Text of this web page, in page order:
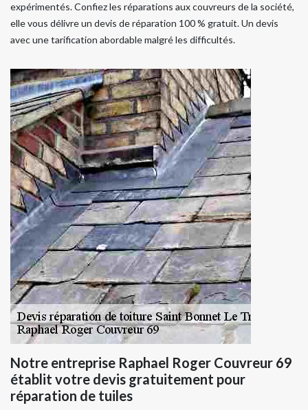
expérimentés. Confiez les réparations aux couvreurs de la société,
elle vous délivre un devis de réparation 100 % gratuit. Un devis
avec une tarification abordable malgré les difficultés.
Notre entreprise Raphael Roger Couvreur 69
établit votre devis gratuitement pour
réparation de tuiles